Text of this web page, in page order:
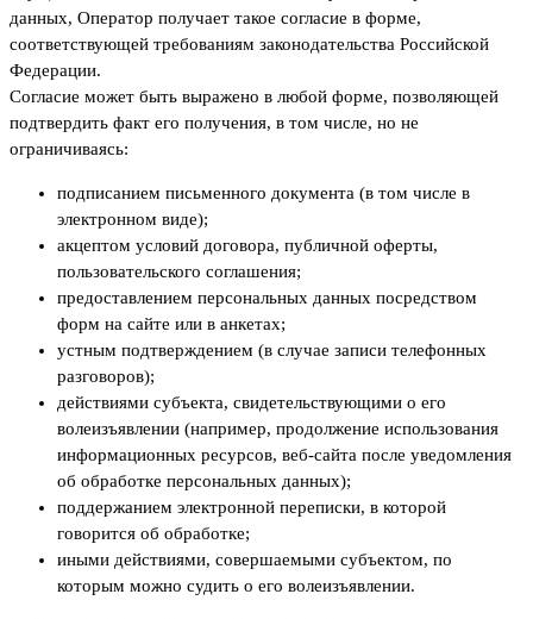
данных, Оператор получает такое согласие в форме,
соответствующей требованиям законодательства Российской
Федерации.
Согласие может быть выражено в любой форме, позволяющей
подтвердить факт его получения, в том числе, но не
ограничиваясь:
подписанием письменного документа (в том числе в
электронном виде);
акцептом условий договора, публичной оферты,
пользовательского соглашения;
предоставлением персональных данных посредством
форм на сайте или в анкетах;
устным подтверждением (в случае записи телефонных
разговоров);
действиями субъекта, свидетельствующими о его
волеизъявлении (например, продолжение использования
информационных ресурсов, веб-сайта после уведомления
об обработке персональных данных);
поддержанием электронной переписки, в которой
говорится об обработке;
иными действиями, совершаемыми субъектом, по
которым можно судить о его волеизъявлении.